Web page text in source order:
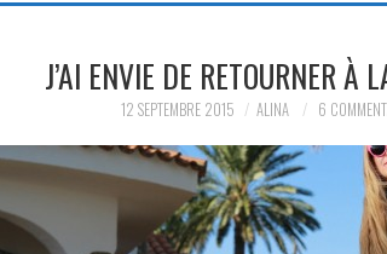
J’AI ENVIE DE RETOURNER À
12 SEPTEMBRE 2015 ALINA 6